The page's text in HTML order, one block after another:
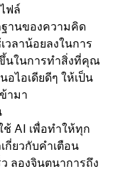
ฟล์
ฐานของความคิด
วลาน้อยลงในการ
นในการทำสิ่งที่คุณ
ไอเดียดีๆ ให้เป็น
ามา
ช้ AI เพื่อทำให้ทุก
กี่ยวกับคำเตือน
ลองจินตนาการถึง